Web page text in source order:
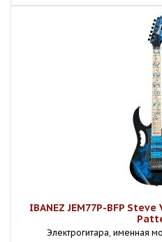
IBANEZ JEM77P-BFP
Электрогитара, именная